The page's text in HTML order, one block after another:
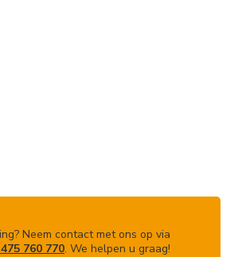
Neem contact met ons op via
760 770. We helpen u graag!